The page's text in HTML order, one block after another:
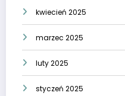
kwiecień 2025
marzec 2025
luty 2025
styczeń 2025